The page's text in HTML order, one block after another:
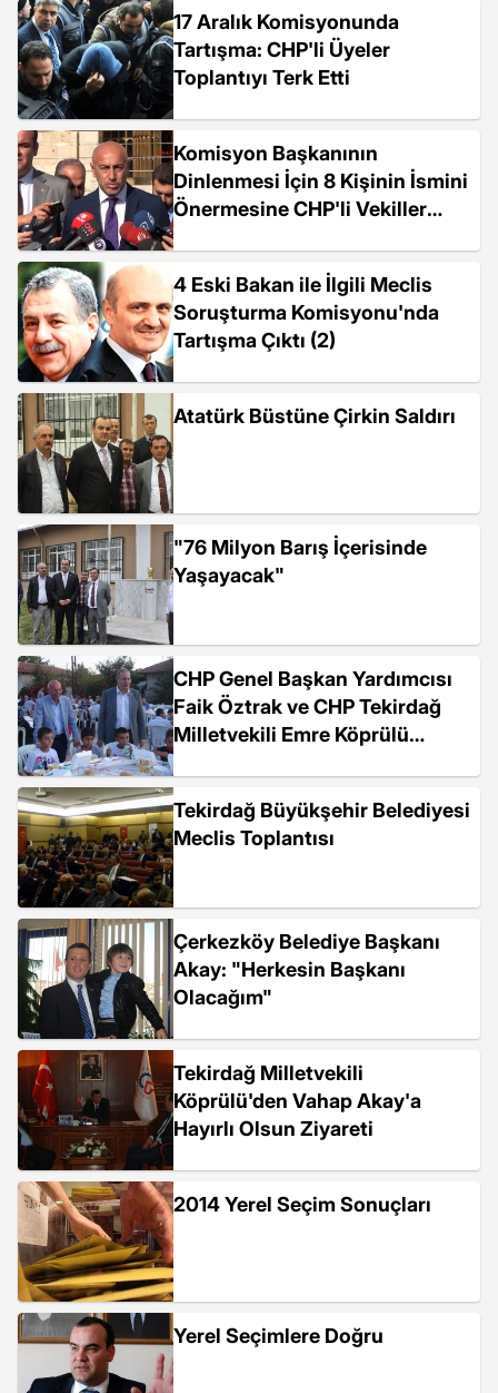
17 Aralık Komisyonunda
Tartışma: CHP'li Üyeler
Toplantıyı Terk Etti
Komisyon Başkanının
Dinlenmesi İçin 8 Kişinin İsmini
Önermesine CHP'li Vekiller
4 Eski Bakan ile İlgili Meclis
Soruşturma Komisyonu'nda
Tartışma Çıktı (2)
Atatürk Büstüne Çirkin Saldırı
"76 Milyon Barış İçerisinde
Yaşayacak"
CHP Genel Başkan Yardımcısı
Faik Öztrak ve CHP Tekirdağ
Milletvekili Emre Köprülü
Tekirdağ Büyükşehir Belediyesi
Meclis Toplantısı
Çerkezköy Belediye Başkanı
Akay: "Herkesin Başkanı
Olacağım"
Tekirdağ Milletvekili
Köprülü'den Vahap Akay'a
Hayırlı Olsun Ziyareti
2014 Yerel Seçim Sonuçları
Yerel Seçimlere Doğru